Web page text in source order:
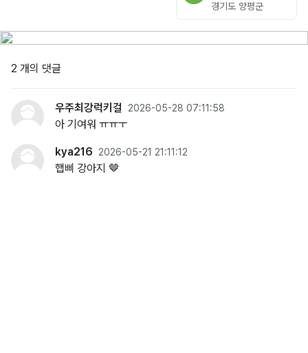
경기도 양평군
2 개의 댓글
우주최강럭키걸 2026-05-28 07:11:58
아 기여워 ㅠㅠㅜ
kya216 2026-05-21 21:11:12
햅삐 강아지 🤎